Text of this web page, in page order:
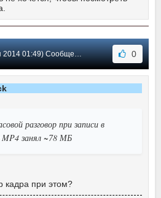
01:49) Сообщение #103 0
разговор при записи в
занял ~78 МБ
кадра при этом?